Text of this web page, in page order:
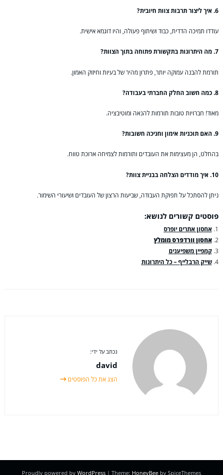
6. איך ליצור תרבות צוות חיובית?
עודדו תמיכה הדדית, כבוד ושיתוף פעולה, והיו דוגמא אישית.
7. מה היתרונות בתקשורת פתוחה בתוך הצוות?
תורמת להבנה עמוקה יותר, פתרון מהיר של בעיות וחיזוק האמון.
8. כמה חשוב החלק החברתי בעבודה?
מאוד! חברויות טובות תורמות להנאה ומוטיבציה.
9. האם תוכניות אימון וחניכה חשובות?
בהחלט, הן מעצימות את העובדים ותורמות לצמיחה ארוכת טווח.
10. איך מודדים הצלחה בבניית צוות?
ניתן להסתכל על תפוקת העבודה, שביעות הרצון של העובדים ושיעורי השימור.
פוסטים קשורים לנושא:
אחסון אתרים יופרס
אחסון וורדפרס מומלץ
קמפיין משפיענים
שייק הרבלייף – כל היתרונות
נכתב על ידי:
david
הצג את כל הפוסטים
Proudly powered by WordPress | Theme: HoneyBee by SpiceThemes